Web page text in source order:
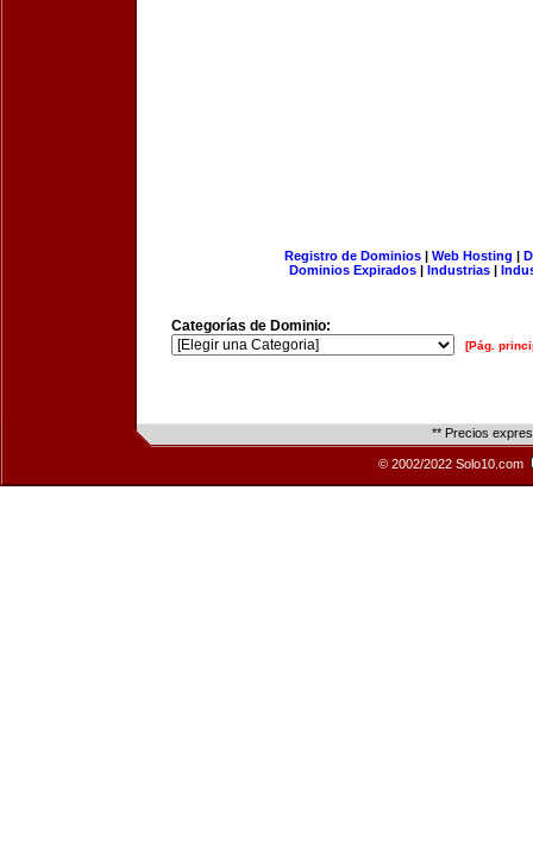
Registro de Dominios| Web Hosting |
Dominios Expirados | Industrias |
Categorías de Dominio:
[Pág.
** Precios
© 2002/2022 Solo10.com